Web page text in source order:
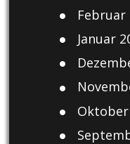
Februar
Januar
Oktober